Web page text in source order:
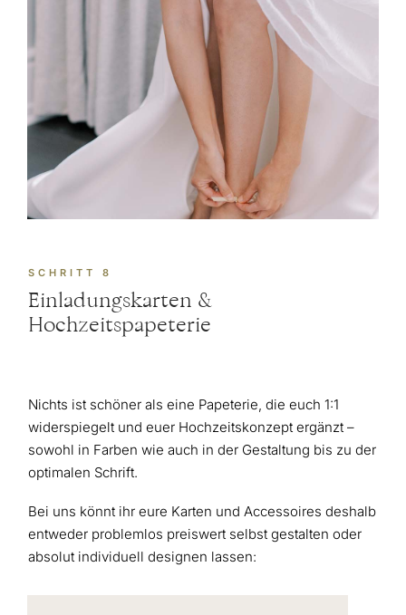
SCHRITT 8
Einladungskarten &
Hochzeitspapeterie
Nichts ist schöner als eine Papeterie, die euch 1:1
widerspiegelt und euer Hochzeitskonzept ergänzt –
sowohl in Farben wie auch in der Gestaltung bis zu der
optimalen Schrift.
Bei uns könnt ihr eure Karten und Accessoires deshalb
entweder problemlos preiswert selbst gestalten oder
absolut individuell designen lassen: